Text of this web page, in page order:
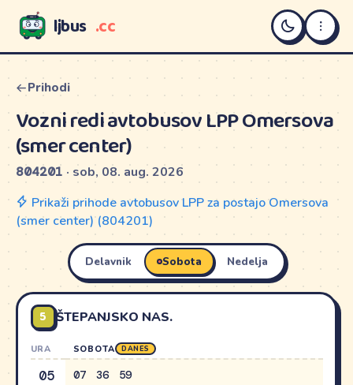
LJBUS ljbus .cc
Prihodi
Vozni redi avtobusov LPP Omersova
(smer center)
804201 · sob, 08. aug. 2026
Prikaži prihode avtobusov LPP za postajo Omersova
(smer center) (804201)
Delavnik Sobota Nedelja
5 ŠTEPANJSKO NAS.
URA SOBOTA DANES
05 07 36 59